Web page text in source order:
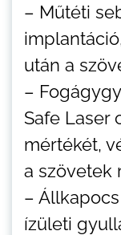
– Műtéti
után a
–
Safe Laser
mértékét,
a szövetek
–
ízületi